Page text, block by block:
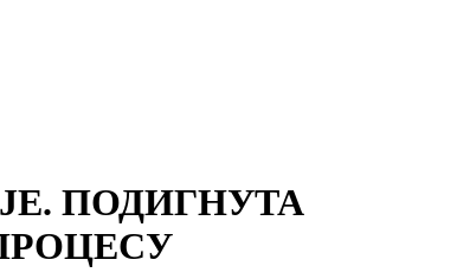
ПОДИГНУТА